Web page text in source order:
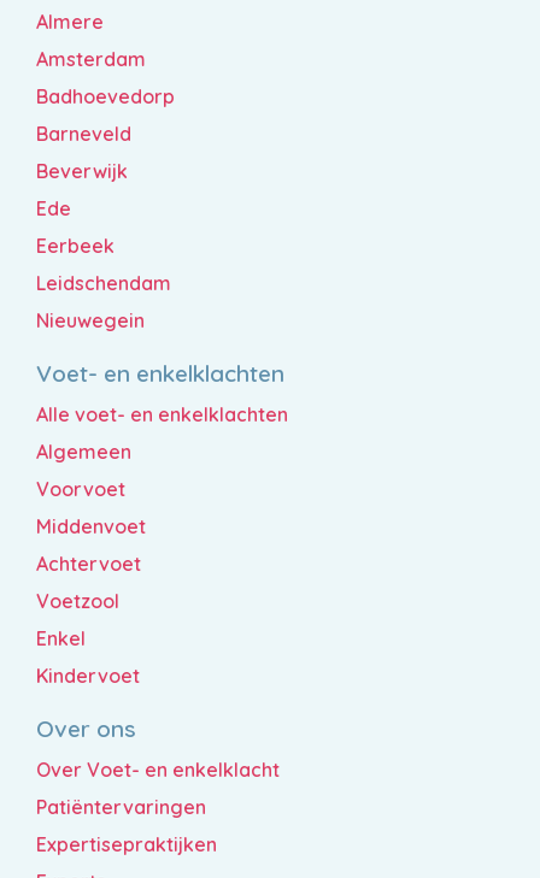
Almere
Amsterdam
Badhoevedorp
Barneveld
Beverwijk
Ede
Eerbeek
Leidschendam
Nieuwegein
Voet- en enkelklachten
Alle voet- en enkelklachten
Algemeen
Voorvoet
Middenvoet
Achtervoet
Voetzool
Enkel
Kindervoet
Over ons
Over Voet- en enkelklacht
Patiëntervaringen
Expertisepraktijken